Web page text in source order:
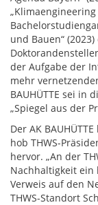
und Bauen“
der Aufgabe der
mehr
BAUHÜTTE sei in
„Spiegel aus der
Der AK
hob THWS-
hervor. „An der
Nachhaltigkeit ein
Verweis auf den
THWS-Standort